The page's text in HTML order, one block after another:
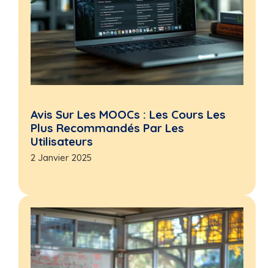
Avis Sur Les MOOCs : Les Cours Les
Plus Recommandés Par Les
Utilisateurs
2 Janvier 2025